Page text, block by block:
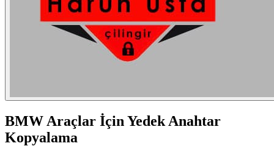
BMW Araçlar İçin Yedek Anahtar
Kopyalama